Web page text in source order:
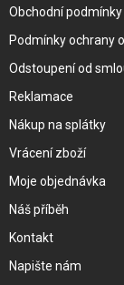
Obchodní podmínky
Podmínky ochrany
Odstoupení od
Reklamace
Nákup na splátky
Vrácení zboží
Moje objednávka
Náš příběh
Kontakt
Napište nám